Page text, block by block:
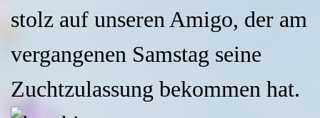
stolz auf unseren Amigo, der am
vergangenen Samstag seine
Zuchtzulassung bekommen hat.